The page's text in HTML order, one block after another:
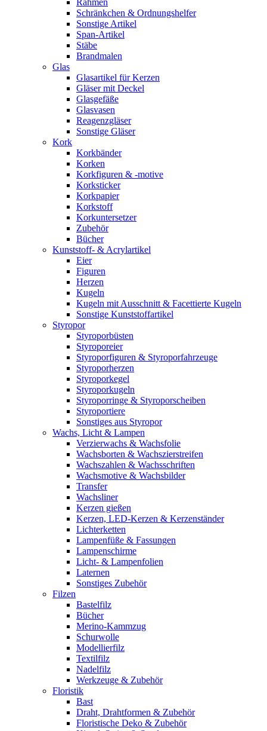
Rahmen
Schränkchen & Ordnungshelfer
Sonstige Artikel
Span-Artikel
Stäbe
Brandmalen
Glas
Glasartikel für Kerzen
Gläser mit Deckel
Glasgefäße
Glasvasen
Reagenzgläser
Sonstige Gläser
Kork
Korkbänder
Korken
Korkfiguren & -motive
Korksticker
Korkpapier
Korkstoff
Korkuntersetzer
Zubehör
Bücher
Kunststoff- & Acrylartikel
Eier
Figuren
Herzen
Kugeln
Kugeln mit Ausschnitt & Facettierte Kugeln
Sonstige Kunststoffartikel
Styropor
Styroporbüsten
Styroporeier
Styroporfiguren & Styroporfahrzeuge
Styroporherzen
Styroporkegel
Styroporkugeln
Styroporringe & Styroporscheiben
Styroportiere
Sonstiges aus Styropor
Wachs, Licht & Lampen
Verzierwachs & Wachsfolie
Wachsborten & Wachszierstreifen
Wachszahlen & Wachsschriften
Wachsmotive & Wachsbilder
Transfer
Wachsliner
Kerzen gießen
Kerzen, LED-Kerzen & Kerzenständer
Lichterketten
Lampenfüße & Fassungen
Lampenschirme
Licht- & Lampenfolien
Laternen
Sonstiges Zubehör
Filzen
Bastelfilz
Bücher
Merino-Kammzug
Schurwolle
Modellierfilz
Textilfilz
Nadelfilz
Werkzeuge & Zubehör
Floristik
Bast
Draht, Drahtformen & Zubehör
Floristische Deko & Zubehör